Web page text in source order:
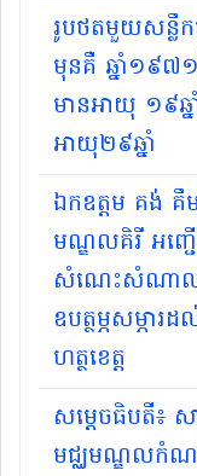
រូបថតមួយសន្លឹ
មុនគឺ ឆ្នាំ១៩៧
មានអាយុ ១៩ឆ្
អាយុ២៩ឆ្នាំ
ឯកឧត្តម គង់ គឹ
មណ្ឌលគិរី អញ្
សំណេះសំណាល
ឧបត្ថម្ភសម្ភារ
ហត្ថខេត្ត
សម្ដេចធិបតី​៖ ស
មជ្ឈមណ្ឌលកំណ